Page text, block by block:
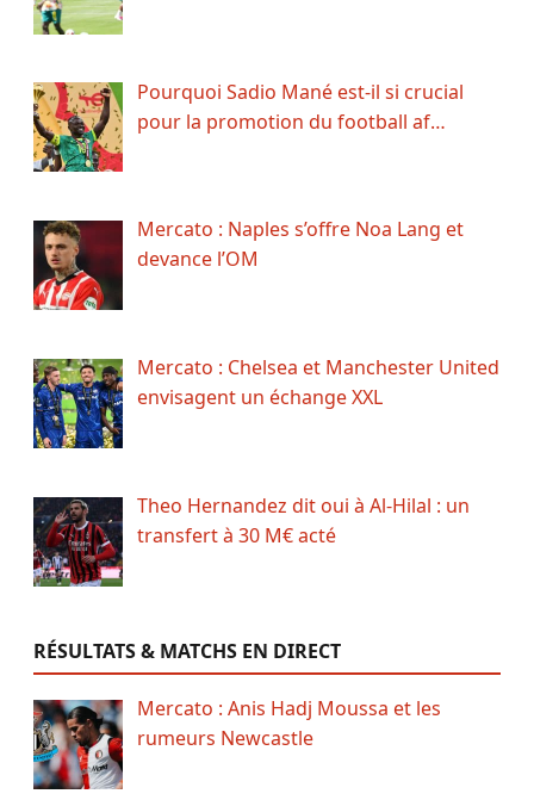
Pourquoi Sadio Mané est-il si crucial
pour la promotion du football af…
Mercato : Naples s’offre Noa Lang et
devance l’OM
Mercato : Chelsea et Manchester United
envisagent un échange XXL
Theo Hernandez dit oui à Al-Hilal : un
transfert à 30 M€ acté
RÉSULTATS & MATCHS EN DIRECT
Mercato : Anis Hadj Moussa et les
rumeurs Newcastle